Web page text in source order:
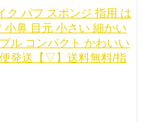
ク パフ スポンジ 指用 は
鼻 目元 小さい 細かい
ル コンパクト かわいい
発送【▽】送料無料/指